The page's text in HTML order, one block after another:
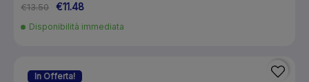
€13.50 €11.48
Disponibilità immediata
In Offerta!